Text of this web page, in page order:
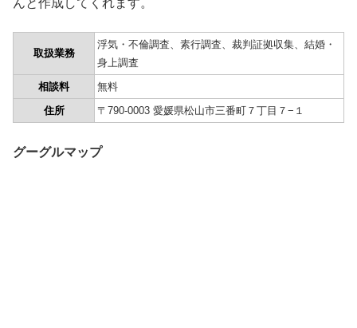
取扱業務
浮気・不倫調査、素行調査、裁判証拠収集、結婚・
身上調査
相談料
無料
住所
〒790-0003 愛媛県松山市三番町７丁目７−１
グーグルマップ